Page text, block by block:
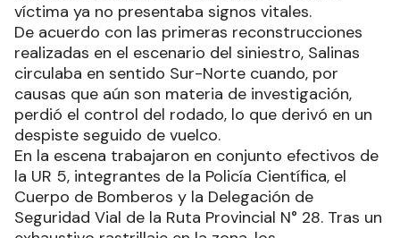
víctima ya no presentaba signos vitales.
De acuerdo con las primeras reconstrucciones
realizadas en el escenario del siniestro, Salinas
circulaba en sentido Sur-Norte cuando, por
causas que aún son materia de investigación,
perdió el control del rodado, lo que derivó en un
despiste seguido de vuelco.
En la escena trabajaron en conjunto efectivos de
la UR 5, integrantes de la Policía Científica, el
Cuerpo de Bomberos y la Delegación de
Seguridad Vial de la Ruta Provincial N° 28. Tras un